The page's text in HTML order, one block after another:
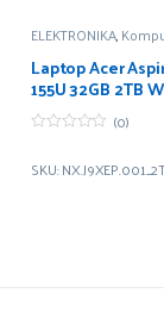
ELEKTRONIKA,
Laptop Acer
155U 32GB 2TB
5
(0)
SKU: